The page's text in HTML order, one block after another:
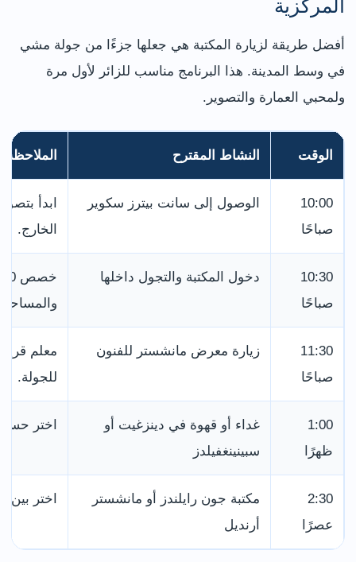
المركزية
أفضل طريقة لزيارة المكتبة هي جعلها جزءًا من جولة مشي
في وسط المدينة. هذا البرنامج مناسب للزائر لأول مرة
ولمحبي العمارة والتصوير.
الوقت النشاط المقترح الملاحظة
10:00
صباحًا
الوصول إلى سانت بيترز سكوير
ابدأ
الخارج.
10:30
صباحًا
دخول المكتبة والتجول داخلها
11:30
صباحًا
زيارة معرض مانشستر للفنون
معلم
للجولة.
1:00
ظهرًا
غداء أو قهوة في دينزغيت أو
سبينينغفيلدز
اختر
2:30
عصرًا
مكتبة جون رايلندز أو مانشستر
أرنديل
اختر بين